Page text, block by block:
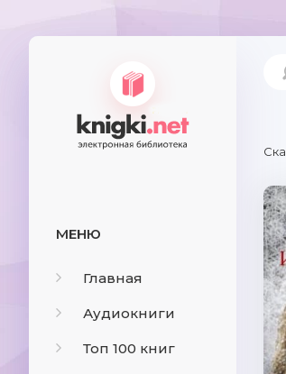
МЕНЮ
Главная
Аудиокниги
Топ 100 книг